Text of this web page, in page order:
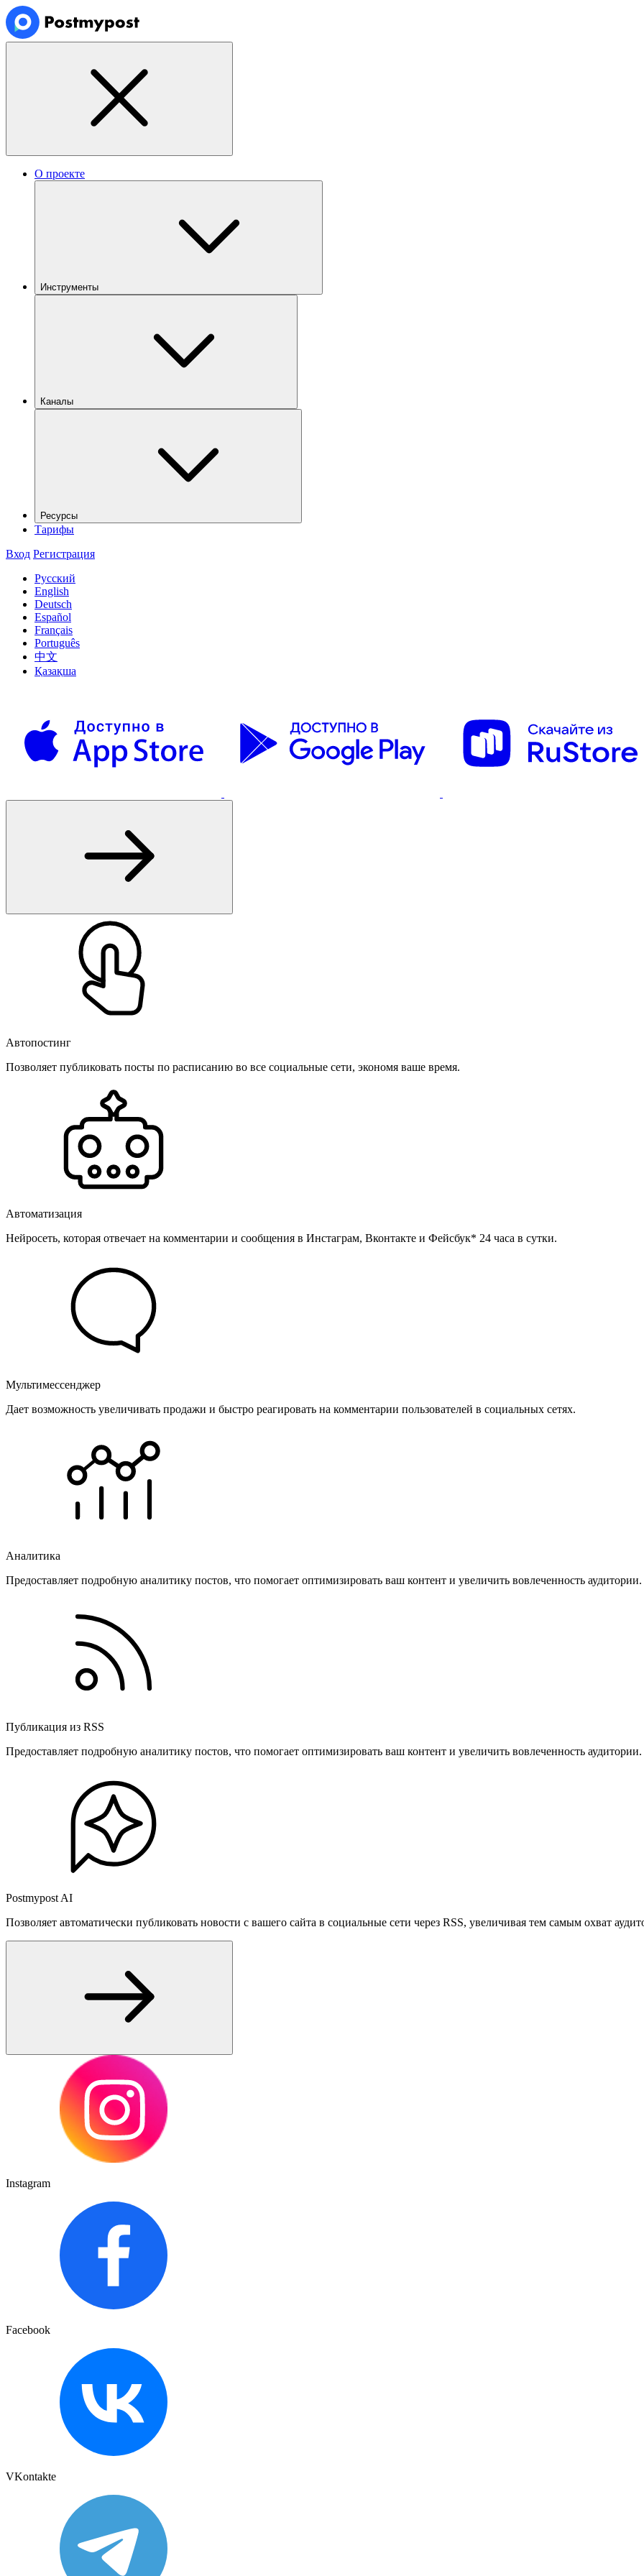
О проекте
Инструменты
Каналы
Ресурсы
Тарифы
Вход Регистрация
Русский
English
Deutsch
Español
Français
Português
中文
Қазақша
Автопостинг
Позволяет публиковать посты по расписанию во все социальные сети, экономя ваше время.
Автоматизация
Нейросеть, которая отвечает на комментарии и сообщения в Инстаграм, Вконтакте и Фейсбук* 24 часа в сутки.
Мультимессенджер
Дает возможность увеличивать продажи и быстро реагировать на комментарии пользователей в социальных сетях.
Аналитика
Предоставляет подробную аналитику постов, что помогает оптимизировать ваш контент и увеличить вовлеченность аудитории.
Публикация из RSS
Предоставляет подробную аналитику постов, что помогает оптимизировать ваш контент и увеличить вовлеченность аудитории.
Postmypost AI
Позволяет автоматически публиковать новости с вашего сайта в социальные сети через RSS, увеличивая тем самым охват
Instagram
Facebook
VKontakte